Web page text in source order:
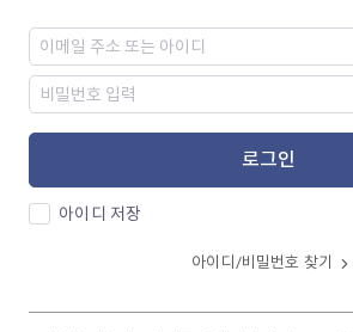
로그인
아이디 저장
아이디/비밀번호 찾기